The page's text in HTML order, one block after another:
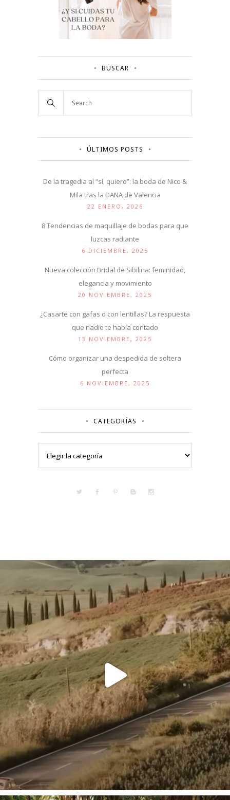
BUSCAR
ÚLTIMOS POSTS
De la tragedia al “sí, quiero”: la boda de Nico &
Mila tras la DANA de Valencia
22 ENERO, 2026
8 Tendencias de maquillaje de bodas para que
luzcas radiante
6 DICIEMBRE, 2025
Nueva colección Bridal de Sibilina: feminidad,
elegancia y movimiento
20 NOVIEMBRE, 2025
¿Casarte con gafas o con lentillas? La respuesta
que nadie te había contado
13 NOVIEMBRE, 2025
Cómo organizar una despedida de soltera
perfecta
6 NOVIEMBRE, 2025
CATEGORÍAS